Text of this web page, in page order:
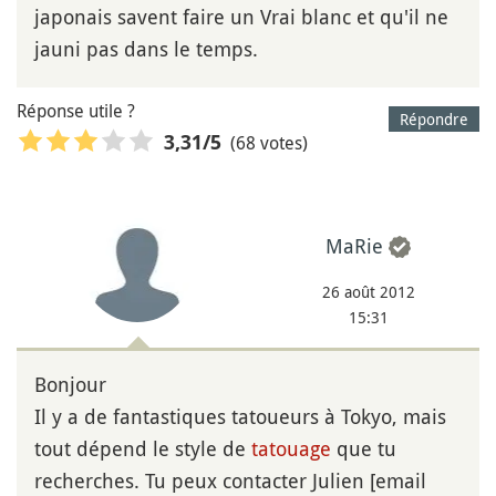
japonais savent faire un Vrai blanc et qu'il ne
jauni pas dans le temps.
Répondre
Réponse utile ?
3,31/5 (68 votes)
MaRie
26 août 2012
15:31
Bonjour
Il y a de fantastiques tatoueurs à Tokyo, mais
tout dépend le style de tatouage que tu
recherches. Tu peux contacter Julien [email